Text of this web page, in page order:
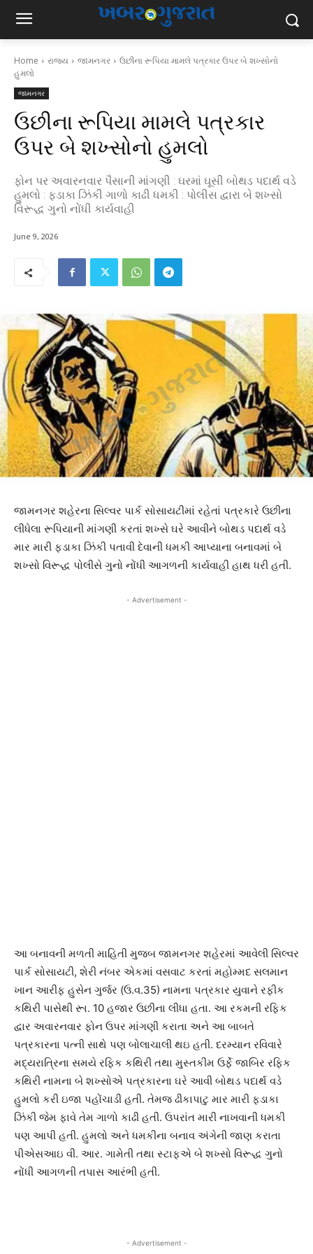
Home રાજ્ય જામનગર
ઉછીના રૂપિયા મામલે પત્રકાર ઉપર બે શખ્સોનો
હુમલો
જામનગર
ઉછીના રૂપિયા મામલે પત્રકાર
ઉપર બે શખ્સોનો હુમલો
ફોન પર અવારનવાર પૈસાની માંગણી : ઘરમાં ઘૂસી બોથડ પદાર્થ વડે
હુમલો : ફડાકા ઝિંકી ગાળો કાઢી ધમકી : પોલીસ દ્વારા બે શખ્સો
વિરૂદ્ધ ગુનો નોંધી કાર્યવાહી
June 9, 2026
જામનગર શહેરના સિલ્વર પાર્ક સોસાયટીમાં રહેતાં પત્રકારે ઉછીના
લીધેલા રૂપિયાની માંગણી કરતાં શખ્સે ઘરે આવીને બોથડ પદાર્થ વડે
માર મારી ફડાકા ઝિંકી પતાવી દેવાની ધમકી આપ્યાના બનાવમાં બે
શખ્સો વિરૂદ્ધ પોલીસે ગુનો નોંધી આગળની કાર્યવાહી હાથ ધરી હતી.
- Advertisement -
આ બનાવની મળતી માહિતી મુજબ જામનગર શહેરમાં આવેલી સિલ્વર
પાર્ક સોસાયટી, શેરી નંબર એકમાં વસવાટ કરતાં મહોમ્મદ સલમાન
ખાન આરીફ હુસેન ગુર્જર (ઉ.વ.35) નામના પત્રકાર યુવાને રફીક
કથિરી પાસેથી રૂા. 10 હજાર ઉછીના લીધા હતા. આ રકમની રફિક
દ્વાર અવારનવાર ફોન ઉપર માંગણી કરાતા અને આ બાબતે
પત્રકારના પત્ની સાથે પણ બોલાચાલી થઇ હતી. દરમ્યાન રવિવારે
મદ્યરાત્રિના સમયે રફિક કથિરી તથા મુસ્તકીમ ઉર્ફે જાબિર રફિક
કથિરી નામના બે શખ્સોએ પત્રકારના ઘરે આવી બોથડ પદાર્થ વડે
હુમલો કરી ઇજા પહોંચાડી હતી. તેમજ ઢીકાપાટુ માર મારી ફડાકા
ઝિંકી જેમ ફાવે તેમ ગાળો કાઢી હતી. ઉપરાંત મારી નાખવાની ધમકી
પણ આપી હતી. હુમલો અને ધમકીના બનાવ અંગેની જાણ કરાતા
પીએસઆઇ વી. આર. ગામેતી તથા સ્ટાફએ બે શખ્સો વિરૂદ્ધ ગુનો
નોંધી આગળની તપાસ આરંભી હતી.
- Advertisement -